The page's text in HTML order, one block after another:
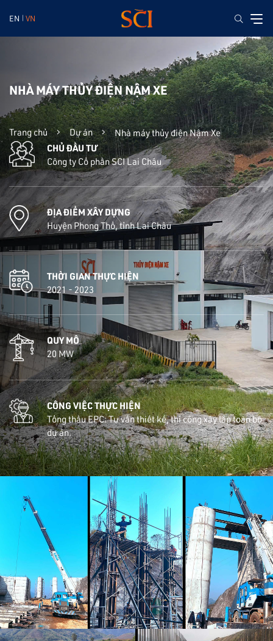
EN VN
Trang chủ Dự án Nhà máy thủy điện Nậm Xe
NHÀ MÁY THỦY ĐIỆN NẬM XE
CHỦ ĐẦU TƯ
Công ty Cổ phần SCI Lai Châu
ĐỊA ĐIỂM XÂY DỰNG
Huyện Phong Thổ, tỉnh Lai Châu
THỜI GIAN THỰC HIỆN
2021 - 2023
QUY MÔ
20 MW
CÔNG VIỆC THỰC HIỆN
Tổng thầu EPC: Tư vấn thiết kế, thi công xây lắp toàn bộ
dự án.